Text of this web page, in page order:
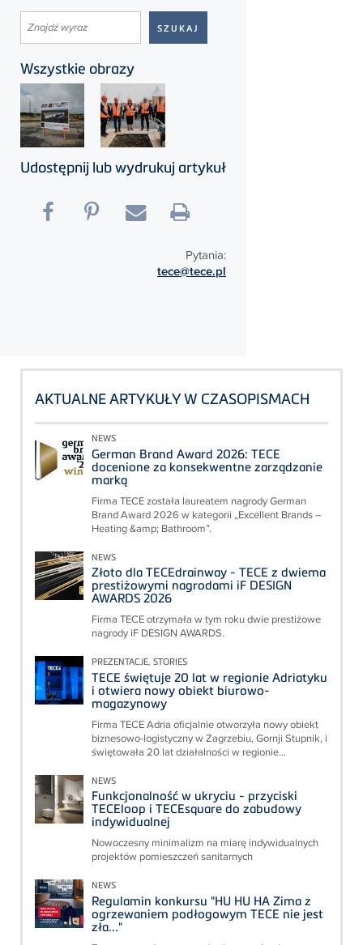
Wszystkie obrazy
Udostępnij lub wydrukuj artykuł
Pytania:
tece@tece.pl
AKTUALNE ARTYKUŁY W CZASOPISMACH
NEWS
German Brand Award 2026: TECE
docenione za konsekwentne zarządzanie
marką
Firma TECE została laureatem nagrody German
Brand Award 2026 w kategorii „Excellent Brands –
Heating &amp; Bathroom”.
NEWS
Złoto dla TECEdrainway - TECE z dwiema
prestiżowymi nagrodami iF DESIGN
AWARDS 2026
Firma TECE otrzymała w tym roku dwie prestiżowe
nagrody iF DESIGN AWARDS.
PREZENTACJE, STORIES
TECE świętuje 20 lat w regionie Adriatyku
i otwiera nowy obiekt biurowo-
magazynowy
Firma TECE Adria oficjalnie otworzyła nowy obiekt
biznesowo-logistyczny w Zagrzebiu, Gornji Stupnik, i
świętowała 20 lat działalności w regionie...
NEWS
Funkcjonalność w ukryciu - przyciski
TECEloop i TECEsquare do zabudowy
indywidualnej
Nowoczesny minimalizm na miarę indywidualnych
projektów pomieszczeń sanitarnych
NEWS
Regulamin konkursu "HU HU HA Zima z
ogrzewaniem podłogowym TECE nie jest
zła..."